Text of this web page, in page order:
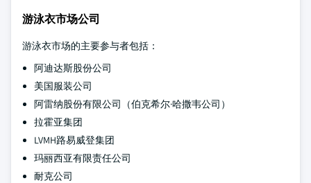
游泳衣市场公司
游泳衣市场的主要参与者包括：
阿迪达斯股份公司
美国服装公司
阿雷纳股份有限公司（伯克希尔·哈撒韦公司）
拉霍亚集团
LVMH路易威登集团
玛丽西亚有限责任公司
耐克公司